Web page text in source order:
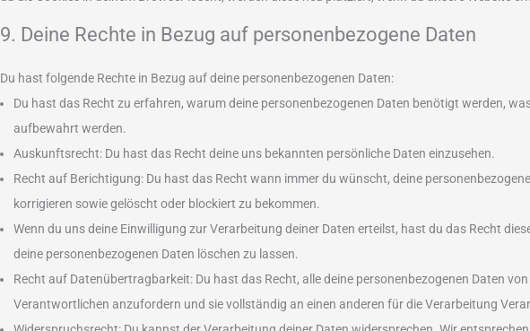
9. Deine Rechte in Bezug auf personenbezogene Daten
Du hast folgende Rechte in Bezug auf deine personenbezogenen Daten:
Du hast das Recht zu erfahren, warum deine personenbezogenen Daten benötigt werden,
aufbewahrt werden.
Auskunftsrecht: Du hast das Recht deine uns bekannten persönliche Daten einzusehen.
Recht auf Berichtigung: Du hast das Recht wann immer du wünscht, deine
korrigieren sowie gelöscht oder blockiert zu bekommen.
Wenn du uns deine Einwilligung zur Verarbeitung deiner Daten erteilst, hast du das Recht
deine personenbezogenen Daten löschen zu lassen.
Recht auf Datenübertragbarkeit: Du hast das Recht, alle deine personenbezogenen Daten
Verantwortlichen anzufordern und sie vollständig an einen anderen für die Verarbeitung